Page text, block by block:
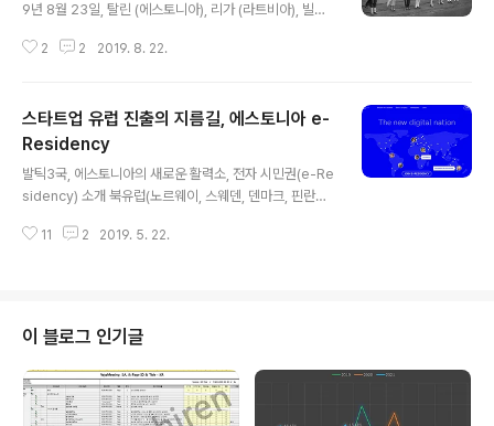
9년 8월 23일, 탈린 (에스토니아), 리가 (라트비아), 빌니
로 손에 손을 맞잡으며 세계에서 가장 독특한 형식의 비폭
시기에 일어난 670km 길이의 살아있는 인간 사슬은 그들
의 주권회복을 위한 발로(發露)의 정점으로, 이것은 1939
년에 발생한 사악한 비밀 협정인 일명 ‘몰로토프-리벤트로
프 조약’으로 인해 1940년에 소련에 강제 편입된 발트 국
가들의 항거 운동이었다. 몰로토프-리벤트로프 조약은 소
련과 나치 독일 사이에 체결된 비밀 불가침조약으로, 193
2 2 2019. 8. 22.
스타트업 유럽 진출의 지름길, 에스토니아 e-
Residency
발틱3국, 에스토니아의 새로운 활력소, 전자 시민권(e-Re
sidency) 소개 북유럽(노르웨이, 스웨덴, 덴마크, 핀란드,
은 많이 알려진 편이고, 노르딕 3국(노르웨이, 스웨덴, 핀란
르가 걸어다닐 것 같은 느낌 외에 다른 것들을 (특히나 IT,
스타트업 등) 연상하기는 쉽지 않다. 나 역시 에스토니아에
대해 자세히 알게 된 것은 불과 1년 밖에 되지 않는다. 201
8년 가을 모 에스토니아 e-Residency 관련 정부 기관에
서 진행한 행사에 참석하면서 알게 되었고, 관련 서..
11 2 2019. 5. 22.
이 블로그 인기글